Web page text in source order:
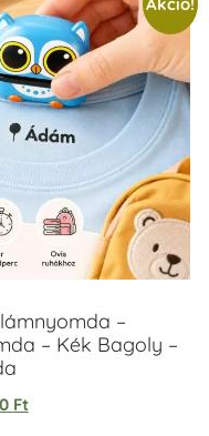
–
– Kék Bagoly –
Ft